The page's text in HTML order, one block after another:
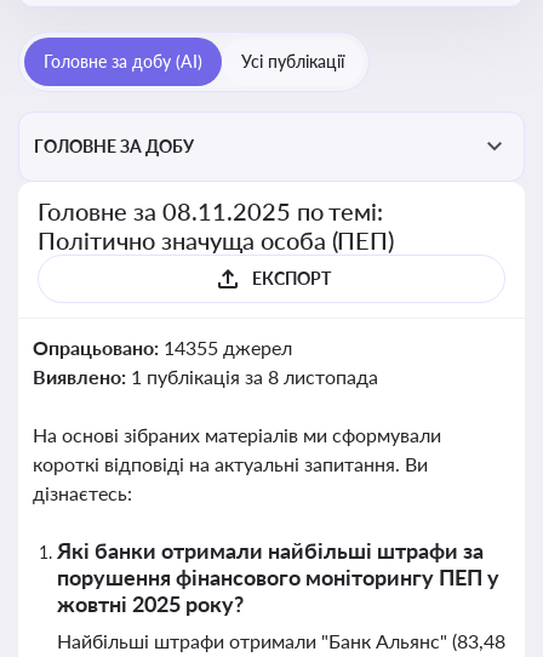
Головне за добу (AI) Усі публікації
ГОЛОВНЕ ЗА ДОБУ
Головне за 08.11.2025 по темі:
Політично значуща особа (ПЕП)
ЕКСПОРТ
Опрацьовано: 14355 джерел
Виявлено: 1 публікація за 8 листопада
На основі зібраних матеріалів ми сформували
короткі відповіді на актуальні запитання. Ви
дізнаєтесь:
Які банки отримали найбільші штрафи за
порушення фінансового моніторингу ПЕП у
жовтні 2025 року?
Найбільші штрафи отримали "Банк Альянс" (83,48